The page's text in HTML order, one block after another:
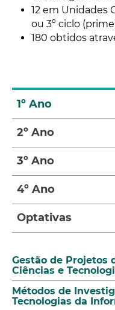
12 em Unidades
ou 3º ciclo
180 obtidos
1º Ano
2º Ano
3º Ano
4º Ano
Optativas
Gestão de Projetos
Ciências e
Métodos de
Tecnologias da